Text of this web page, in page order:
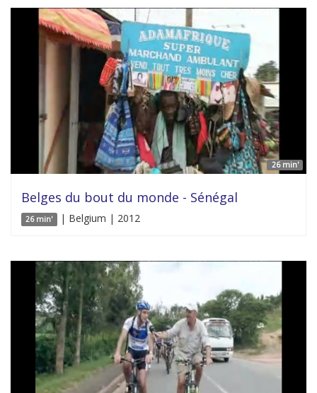
26 min'
Belges du bout du monde - Sénégal
26 min' | Belgium | 2012